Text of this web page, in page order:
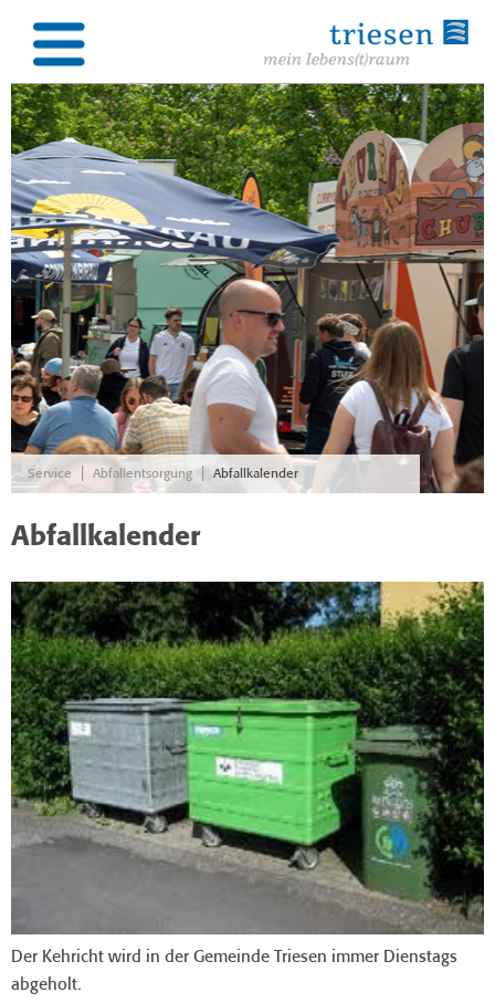
Service Abfallentsorgung Abfallkalender
Abfallkalender
Der Kehricht wird in der Gemeinde Triesen immer Dienstags
abgeholt.